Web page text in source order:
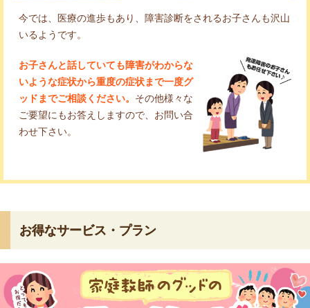
今では、医療の進歩もあり、障害診断をされるお子さんも沢山
いるようです。
お子さんと話していても障害がわからな
いような症状から重度の症状まで一度グ
ッドまでご相談ください。 その他様々な
ご要望にもお答えしますので、お問い合
わせ下さい。
お得なサービス・プラン